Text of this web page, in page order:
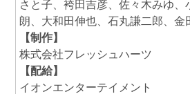
さと子、袴田吉彦、佐々木みゆ、
朗、大和田伸也、石丸謙二郎、金
【制作】
株式会社フレッシュハーツ
【配給】
イオンエンターテイメント